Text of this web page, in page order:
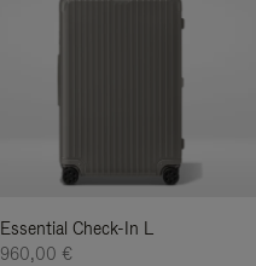
Essential Check-In L
960,00 €